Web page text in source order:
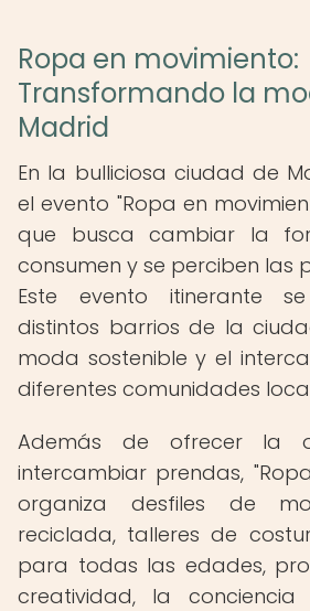
Ropa en movimiento:
Transformando la
Madrid
En la bulliciosa ciudad de
el evento "Ropa en
que busca cambiar la
consumen y se perciben las
Este evento itinerante
distintos barrios de la
moda sostenible y el
diferentes comunidades
Además de ofrecer la
intercambiar prendas,
organiza desfiles de
reciclada, talleres de
para todas las edades,
creatividad, la